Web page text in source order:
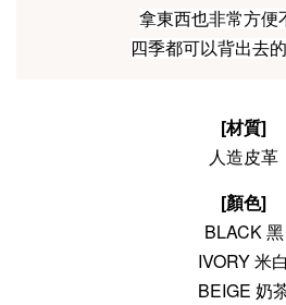
拿東西也非常方便
四季都可以背出去
[材質]
人造皮革
[顏色]
BLACK 黑
IVORY 米白
BEIGE 奶